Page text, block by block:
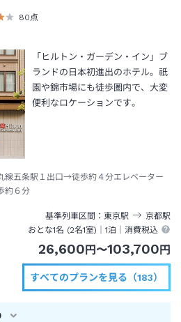
80点
「ヒルトン・ガーデン・イン」ブ
ランドの日本初進出のホテル。祇
園や錦市場にも徒歩圏内で、大変
便利なロケーションです。
線五条駅１出口→徒歩約４分エレベーター
約６分
基準列車区間 東京駅 京都駅
おとな1名 (2名1室)｜1泊 ｜消費税込
26,600 円 〜103,700 円
すべてのプランを見る（183）